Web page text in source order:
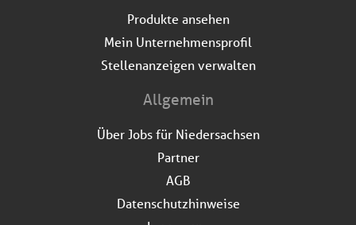
Produkte ansehen
Mein Unternehmensprofil
Stellenanzeigen verwalten
Allgemein
Über Jobs für Niedersachsen
Partner
AGB
Datenschutzhinweise